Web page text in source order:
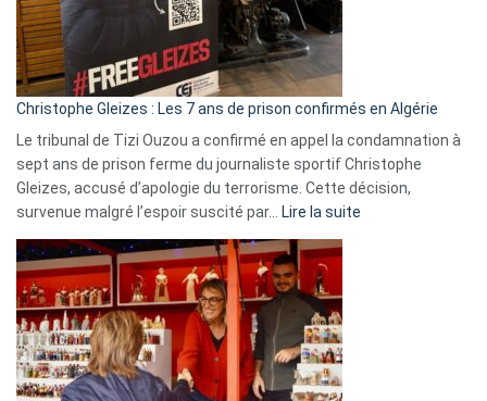
rejettent
la
présence
d’Israël
Christophe Gleizes : Les 7 ans de prison confirmés en Algérie
Le tribunal de Tizi Ouzou a confirmé en appel la condamnation à
sept ans de prison ferme du journaliste sportif Christophe
Gleizes, accusé d’apologie du terrorisme. Cette décision,
survenue malgré l’espoir suscité par… Lire la suite